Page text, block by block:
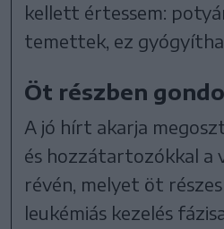
kellett értessem:
temettek, ez
Öt részben
A jó hírt akarja
és hozzátartozókkal a
révén, melyet öt
leukémiás kezelés